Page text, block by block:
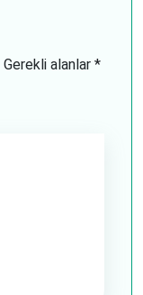
Gerekli alanlar *